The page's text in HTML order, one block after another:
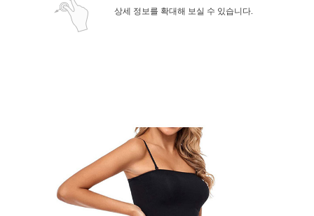
상세 정보를 확대해 보실 수 있습니다.